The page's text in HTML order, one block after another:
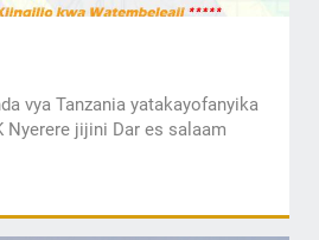
vya Tanzania yatakayofanyika
Nyerere jijini Dar es salaam